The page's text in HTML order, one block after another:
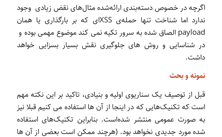
اگرچه در خصوص دسته‌بندی‌ ارائه‌شده مثال‌های نقض زیادی وجود
ندارد اما شناخت تنها حمله‌ی XSSای که بر بارگذاری یا همان
payload الصاق شده به سرور تکیه نمی کند موضوع مهمی بوده و
در شناسایی و روش های جلوگیری نقش بسیار بسزایی خواهد
داشت.
نمونه و بحث
قبل از توصیف یک سناریوی اولیه و بنیادی، تاکید بر این نکته مهم
است که تکنیک‌هایی که در اینجا از آن ها استفاده می ‌کنیم قبلا نیز
به صورت عمومی منتشر شده‌است. بنابراین تکنیک‌های استفاده
شده مورد جدیدی نخواهد بود. (هرچند ممکن است بعضی از آن ها